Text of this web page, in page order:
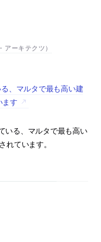
ーキテクツ）
、マルタで最も高い建
ます
いる、マルタで最も高い
れています。